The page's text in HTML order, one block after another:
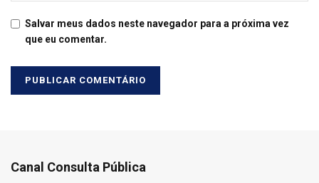
Salvar meus dados neste navegador para a próxima vez
que eu comentar.
Canal Consulta Pública